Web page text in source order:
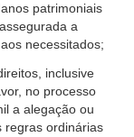
patrimoniais
a
necessitados;
inclusive
no processo
a alegação ou
regras ordinárias